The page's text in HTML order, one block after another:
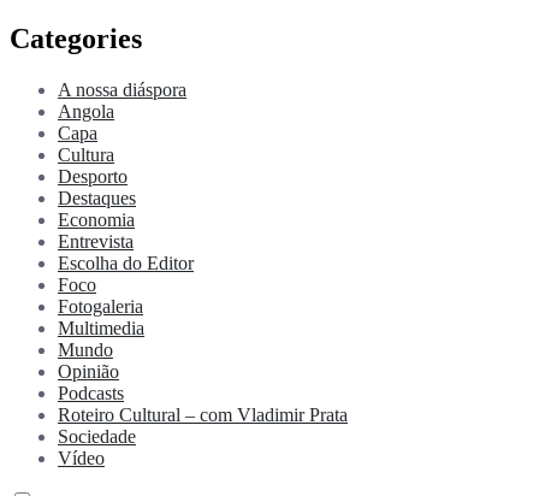
Categories
A nossa diáspora
Angola
Capa
Cultura
Desporto
Destaques
Economia
Entrevista
Escolha do Editor
Foco
Fotogaleria
Multimedia
Mundo
Opinião
Podcasts
Roteiro Cultural – com Vladimir Prata
Sociedade
Vídeo